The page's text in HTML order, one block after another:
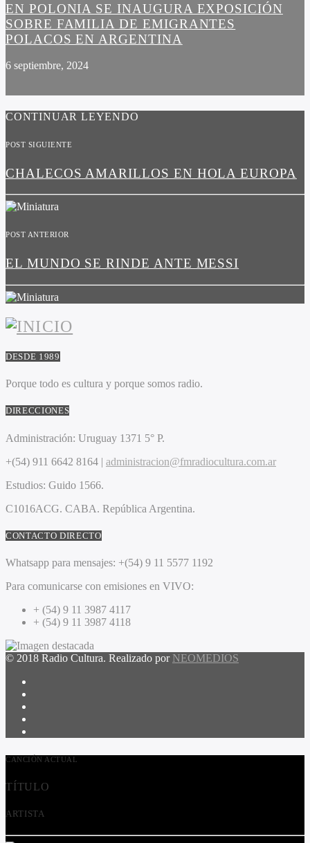
EN POLONIA SE INAUGURA EXPOSICIÓN
SOBRE FAMILIA DE EMIGRANTES
POLACOS EN ARGENTINA
6 septiembre, 2024
CONTINUAR LEYENDO
POST SIGUIENTE
CHALECOS AMARILLOS EN HOLA EUROPA
POST ANTERIOR
EL MUNDO SE RINDE ANTE MESSI
DESDE 1989
Porque todo es cultura y porque somos radio.
DIRECCIONES
Administración: Uruguay 1371 5° P.
+(54) 911 6642 8164 | administracion@fmradiocultura.com.ar
Estudios: Guido 1566.
C1016ACG. CABA. República Argentina.
CONTACTO DIRECTO
Whatsapp para mensajes: +(54) 9 11 5577 1192
Para comunicarse con emisiones en VIVO:
+ (54) 9 11 3987 4117
+ (54) 9 11 3987 4118
© 2018 Radio Cultura. Realizado por NEOMEDIOS
CANCIÓN ACTUAL
TÍTULO
ARTISTA